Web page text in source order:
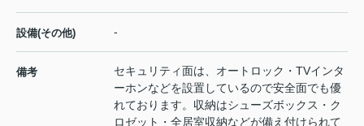
設備(その他) -
備考
セキュリティ面は、オートロック・TVインタ
ーホンなどを設置しているので安全面でも優
れております。収納はシューズボックス・ク
ロゼット・全居室収納などが備え付けられて